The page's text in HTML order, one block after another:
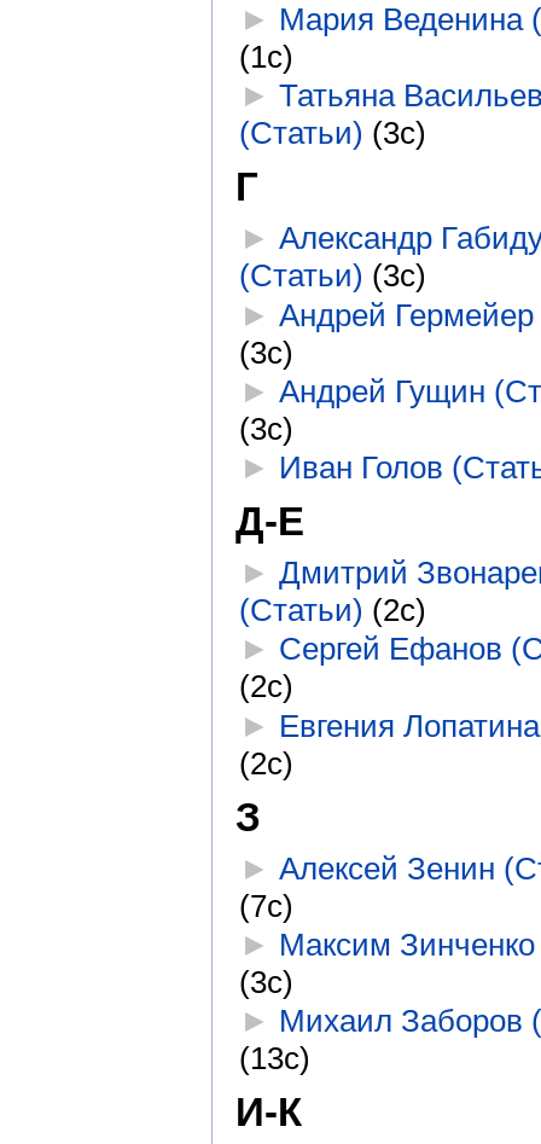
► Мария Веденина
(1с)
►Татьяна
(Статьи) (3с)
Г
►Александр
(Статьи) (3с)
►Андрей
(3с)
►Андрей Гущин
(3с)
► Иван Голов
Д-Е
►Дмитрий
(Статьи) (2с)
► Сергей Ефанов
(2с)
► Евгения
(2с)
З
►Алексей Зенин
(7с)
► Максим
(3с)
► Михаил Заборов
(13с)
И-К